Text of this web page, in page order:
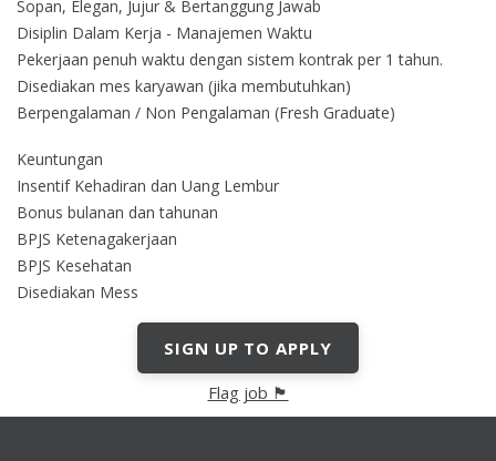
Sopan, Elegan, Jujur & Bertanggung Jawab
Disiplin Dalam Kerja - Manajemen Waktu
Pekerjaan penuh waktu dengan sistem kontrak per 1 tahun.
Disediakan mes karyawan (jika membutuhkan)
Berpengalaman / Non Pengalaman (Fresh Graduate)
Keuntungan
Insentif Kehadiran dan Uang Lembur
Bonus bulanan dan tahunan
BPJS Ketenagakerjaan
BPJS Kesehatan
Disediakan Mess
SIGN UP TO APPLY
Flag job 🏴